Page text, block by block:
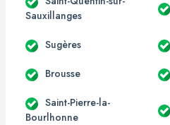
Sauxillanges
Sugères
Brousse
Saint-Pierre-la-
Bourlhonne